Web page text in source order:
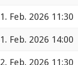
Feb. 2026 11:30
Feb. 2026 14:00
Feb. 2026 11:30